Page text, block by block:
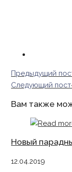
Read
more
Предыдущий
Следующий пост
Вам также
Новый
12.04.2019